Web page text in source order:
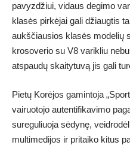
pavyzdžiui, vidaus degimo
klasės pirkėjai gali džiaugtis
aukščiausios klasės modelių
krosoverio su V8 varikliu
atspaudų skaitytuvą jis gali
Pietų Korėjos gamintoja
vairuotojo autentifikavimo
sureguliuoja sėdynę,
multimedijos ir pritaiko kitus